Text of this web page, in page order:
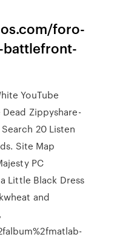
foro-
YouTube
Dead Zippyshare-
20 Listen
Site Map
PC
Little Black Dress
and